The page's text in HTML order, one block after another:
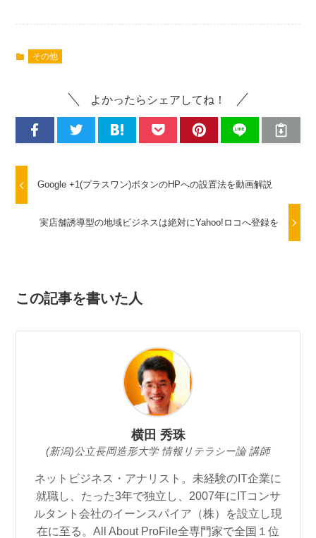
その他
よかったらシェアしてね！
Google +1(プラスワン)ボタンのHPへの設置法を動画解説
実店舗誘導型の地域ビジネスは絶対にYahoo!ロコへ登録を
この記事を書いた人
横田 秀珠
(新潟)公立長岡造形大学 情報リテラシー論 講師
ネットビジネス・アナリスト。未経験のIT企業に
就職し、たった3年で独立し、2007年にITコンサ
ルタント会社のイーンスパイア（株）を設立し現
在に至る。All About ProFile全専門家で全国１位